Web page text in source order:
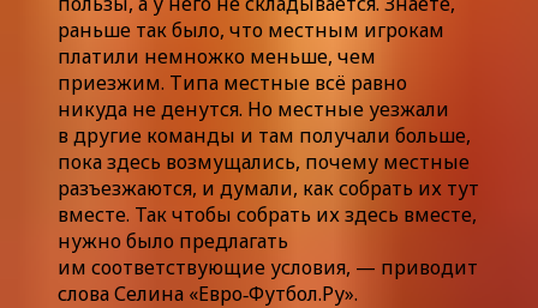
раньше так было, что местным игрокам
платили немножко меньше, чем
приезжим. Типа местные всё равно
никуда не денутся. Но местные уезжали
в другие команды и там получали больше,
пока здесь возмущались, почему местные
разъезжаются, и думали, как собрать их тут
вместе. Так чтобы собрать их здесь вместе,
нужно было предлагать
им соответствующие условия, — приводит
слова Селина «Евро‑Футбол.Ру».